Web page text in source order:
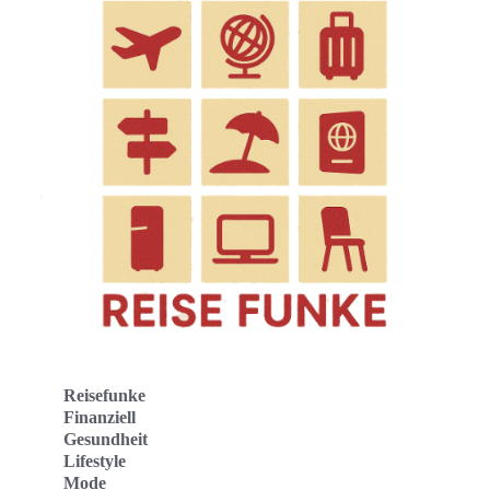
Reisefunke
Finanziell
Gesundheit
Lifestyle
Mode